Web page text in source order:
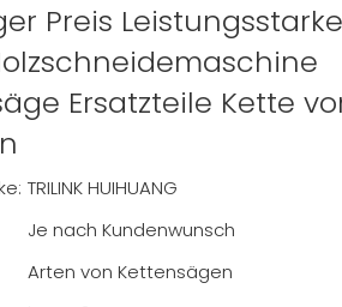
Preis Leistungsstarke
Ersatzteile Kette
TRILINK HUIHUANG
Je nach Kundenwunsch
Arten von Kettensägen